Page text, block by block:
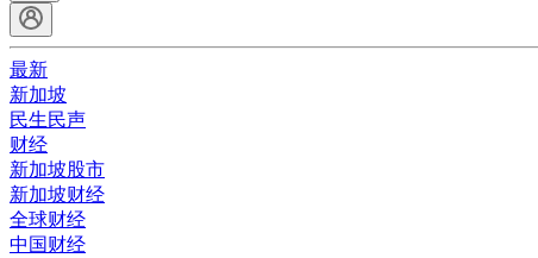
最新
新加坡
民生民声
财经
新加坡股市
新加坡财经
全球财经
中国财经